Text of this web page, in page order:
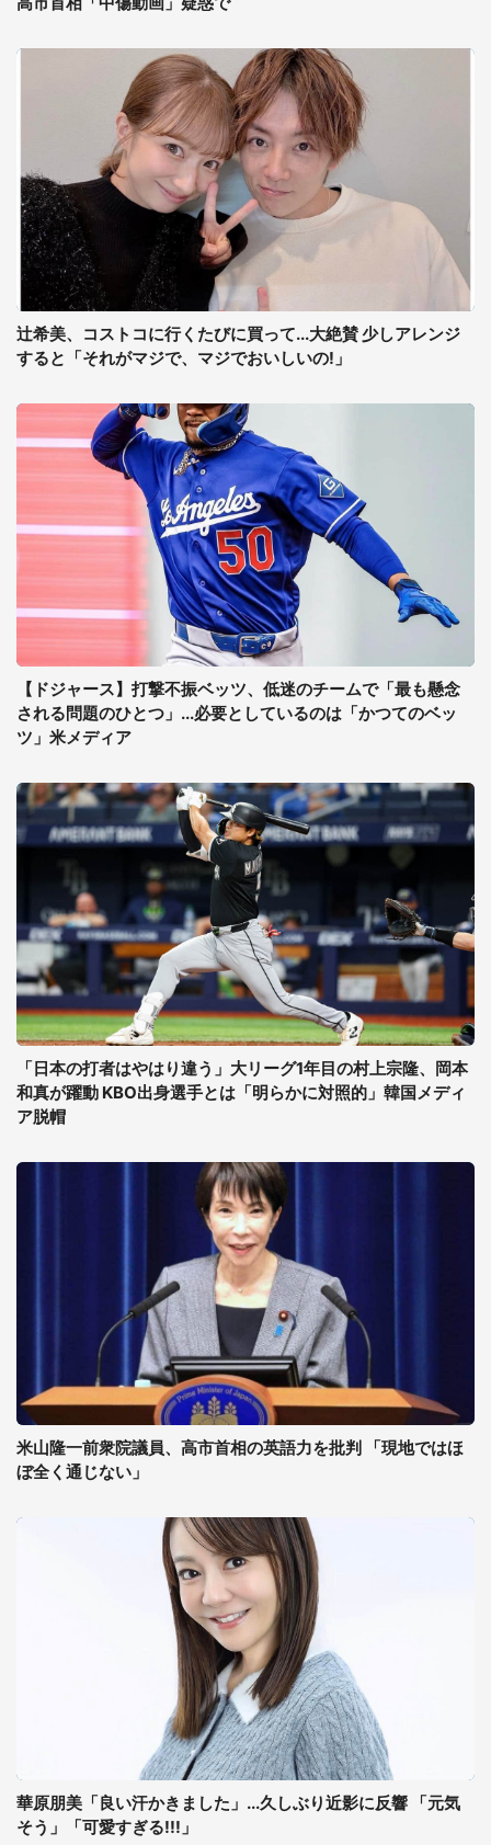
辻希美、コストコに行くたびに買って...大絶賛 少しアレンジ
すると「それがマジで、マジでおいしいの!」
【ドジャース】打撃不振ベッツ、低迷のチームで「最も懸念
される問題のひとつ」...必要としているのは「かつてのベッ
ツ」米メディア
「日本の打者はやはり違う」大リーグ1年目の村上宗隆、岡本
和真が躍動 KBO出身選手とは「明らかに対照的」韓国メディ
ア脱帽
米山隆一前衆院議員、高市首相の英語力を批判 「現地ではほ
ぼ全く通じない」
華原朋美「良い汗かきました」...久しぶり近影に反響 「元気
そう」「可愛すぎる!!!」